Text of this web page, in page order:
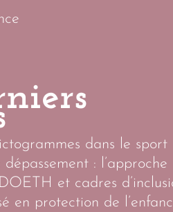
dans le
:
et cadres
en protection de